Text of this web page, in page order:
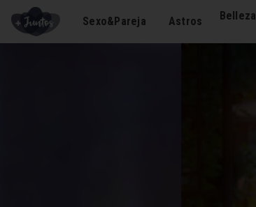
Sexo&Pareja Astros Belleza